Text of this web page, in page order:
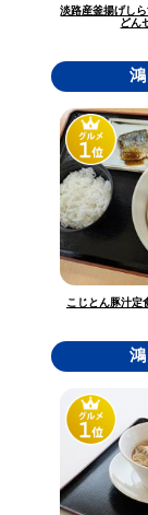
淡路産釜揚げし
どん
鴻
こじとん豚汁定
鴻